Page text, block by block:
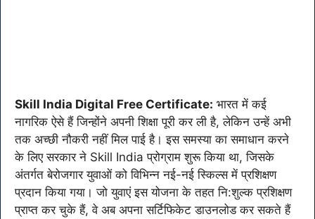
Skill India Digital Free Certificate: भारत में कई
नागरिक ऐसे हैं जिन्होंने अपनी शिक्षा पूरी कर ली है, लेकिन उन्हें अभी
तक अच्छी नौकरी नहीं मिल पाई है। इस समस्या का समाधान करने
के लिए सरकार ने Skill India प्रोग्राम शुरू किया था, जिसके
अंतर्गत बेरोजगार युवाओं को विभिन्न नई-नई स्किल्स में प्रशिक्षण
प्रदान किया गया। जो युवाएं इस योजना के तहत नि:शुल्क प्रशिक्षण
प्राप्त कर चुके हैं, वे अब अपना सर्टिफिकेट डाउनलोड कर सकते हैं